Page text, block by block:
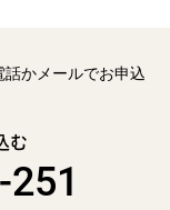
かメールでお申込
む